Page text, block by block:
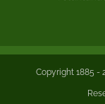
Copyright 1885 -